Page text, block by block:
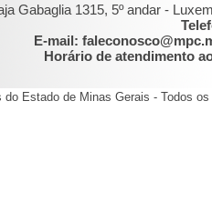
Gabaglia 1315, 5º andar -
E-mail:
Horário de atendimento
Estado de Minas Gerais - Todos